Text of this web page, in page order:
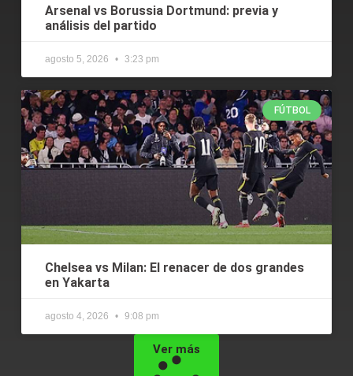
Arsenal vs Borussia Dortmund: previa y
análisis del partido
agosto 5, 2026 3:23 pm
FÚTBOL
Chelsea vs Milan: El renacer de dos grandes
en Yakarta
agosto 4, 2026 9:08 pm
Ver más